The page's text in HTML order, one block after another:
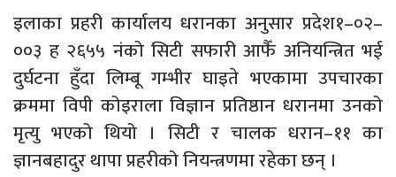
इलाका प्रहरी कार्यालय धरानका अनुसार प्रदेश१–०२–
००३ ह २६५५ नंको सिटी सफारी आफैँ अनियन्त्रित भई
दुर्घटना हुँदा लिम्बू गम्भीर घाइते भएकामा उपचारका
क्रममा विपी कोइराला विज्ञान प्रतिष्ठान धरानमा उनको
मृत्यु भएको थियो । सिटी र चालक धरान–११ का
ज्ञानबहादुर थापा प्रहरीको नियन्त्रणमा रहेका छन् ।